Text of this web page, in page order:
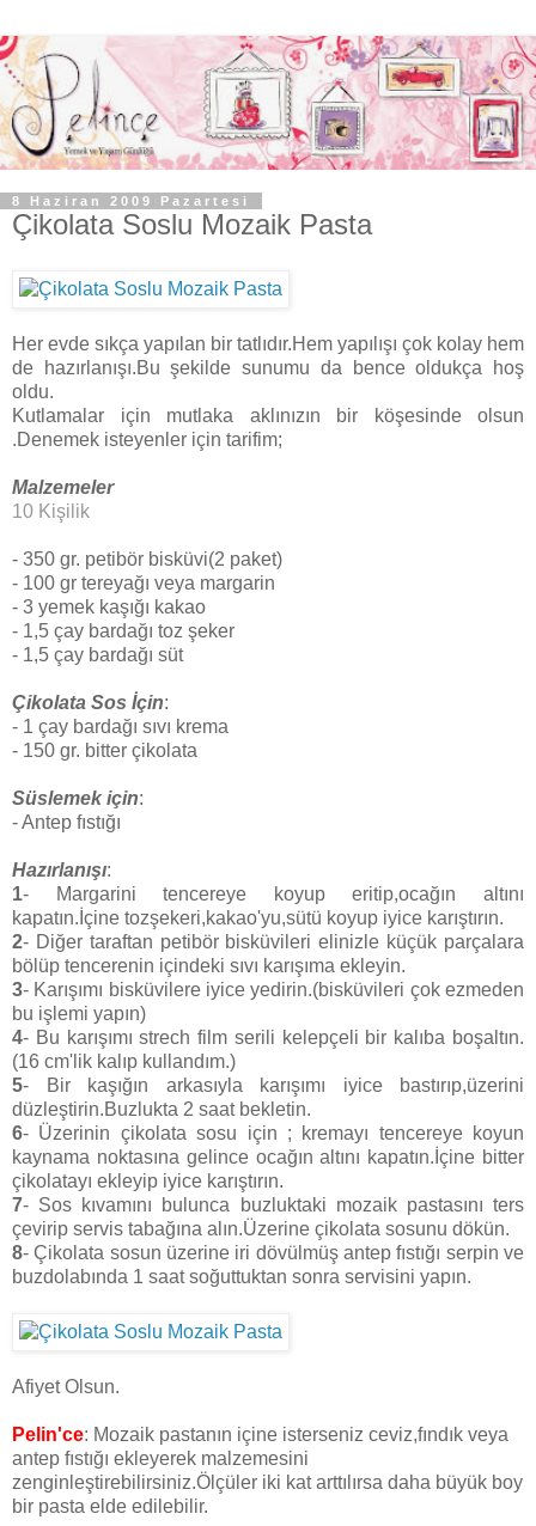
8 Haziran 2009 Pazartesi
Çikolata Soslu Mozaik Pasta
Her evde sıkça yapılan bir tatlıdır.Hem yapılışı çok kolay hem
de hazırlanışı.Bu şekilde sunumu da bence oldukça hoş
oldu.
Kutlamalar için mutlaka aklınızın bir köşesinde olsun
.Denemek isteyenler için tarifim;
Malzemeler
10 Kişilik
- 350 gr. petibör bisküvi(2 paket)
- 100 gr tereyağı veya margarin
- 3 yemek kaşığı kakao
- 1,5 çay bardağı toz şeker
- 1,5 çay bardağı süt
Çikolata Sos İçin:
- 1 çay bardağı sıvı krema
- 150 gr. bitter çikolata
Süslemek için:
- Antep fıstığı
Hazırlanışı:
1- Margarini tencereye koyup eritip,ocağın altını
kapatın.İçine tozşekeri,kakao'yu,sütü koyup iyice karıştırın.
2- Diğer taraftan petibör bisküvileri elinizle küçük parçalara
bölüp tencerenin içindeki sıvı karışıma ekleyin.
3- Karışımı bisküvilere iyice yedirin.(bisküvileri çok ezmeden
bu işlemi yapın)
4- Bu karışımı strech film serili kelepçeli bir kalıba boşaltın.
(16 cm'lik kalıp kullandım.)
5- Bir kaşığın arkasıyla karışımı iyice bastırıp,üzerini
düzleştirin.Buzlukta 2 saat bekletin.
6- Üzerinin çikolata sosu için ; kremayı tencereye koyun
kaynama noktasına gelince ocağın altını kapatın.İçine bitter
çikolatayı ekleyip iyice karıştırın.
7- Sos kıvamını bulunca buzluktaki mozaik pastasını ters
çevirip servis tabağına alın.Üzerine çikolata sosunu dökün.
8- Çikolata sosun üzerine iri dövülmüş antep fıstığı serpin ve
buzdolabında 1 saat soğuttuktan sonra servisini yapın.
Afiyet Olsun.
Pelin'ce: Mozaik pastanın içine isterseniz ceviz,fındık veya
antep fıstığı ekleyerek malzemesini
zenginleştirebilirsiniz.Ölçüler iki kat arttılırsa daha büyük boy
bir pasta elde edilebilir.